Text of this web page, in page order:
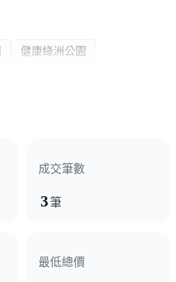
健康綠洲公園
成交筆數
3筆
最低總價